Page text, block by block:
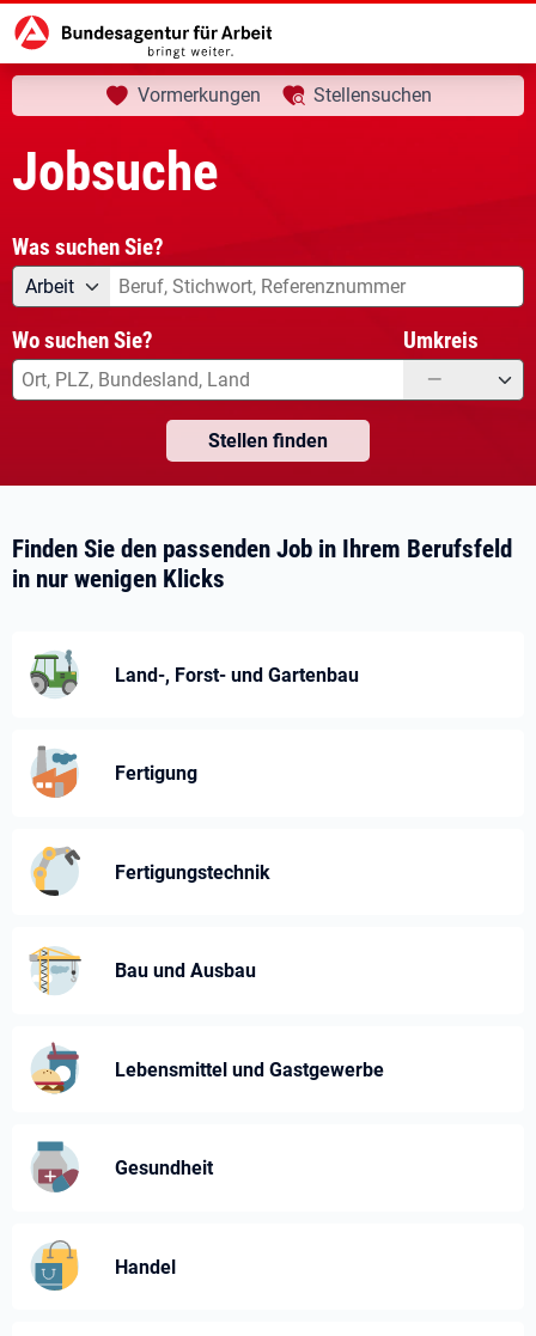
Startseite aktuelle Seite:
Jobsuche
Vormerkungen Stellensuchen
Jobsuche
Was suchen Sie?
Angebotsart
Arbeit Was suchen Sie?
Wo suchen Sie? Umkreis
—
Stellen finden
Finden Sie den passenden Job in Ihrem Berufsfeld
in nur wenigen Klicks
Land-, Forst- und Gartenbau
Fertigung
Fertigungstechnik
Bau und Ausbau
Lebensmittel und Gastgewerbe
Gesundheit
Handel